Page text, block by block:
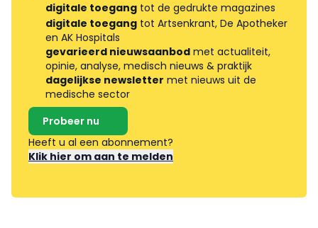
digitale toegang tot de gedrukte magazines
digitale toegang tot Artsenkrant, De Apotheker
en AK Hospitals
gevarieerd nieuwsaanbod met actualiteit,
opinie, analyse, medisch nieuws & praktijk
dagelijkse newsletter met nieuws uit de
medische sector
Probeer nu
Heeft u al een abonnement?
Klik hier om aan te melden